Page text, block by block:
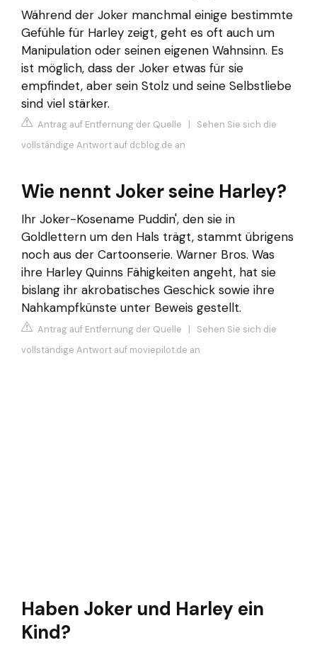
Während der Joker manchmal einige bestimmte
Gefühle für Harley zeigt, geht es oft auch um
Manipulation oder seinen eigenen Wahnsinn. Es
ist möglich, dass der Joker etwas für sie
empfindet, aber sein Stolz und seine Selbstliebe
sind viel stärker.
Antrag auf Entfernung der Quelle | Sehen Sie sich die
vollständige Antwort auf dcblog.de an
Wie nennt Joker seine Harley?
Ihr Joker-Kosename Puddin', den sie in
Goldlettern um den Hals trägt, stammt übrigens
noch aus der Cartoonserie. Warner Bros. Was
ihre Harley Quinns Fähigkeiten angeht, hat sie
bislang ihr akrobatisches Geschick sowie ihre
Nahkampfkünste unter Beweis gestellt.
Antrag auf Entfernung der Quelle | Sehen Sie sich die
vollständige Antwort auf moviepilot.de an
Haben Joker und Harley ein
Kind?